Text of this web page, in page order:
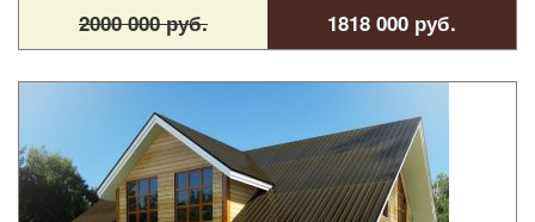
2000 000 руб. 1818 000 руб.